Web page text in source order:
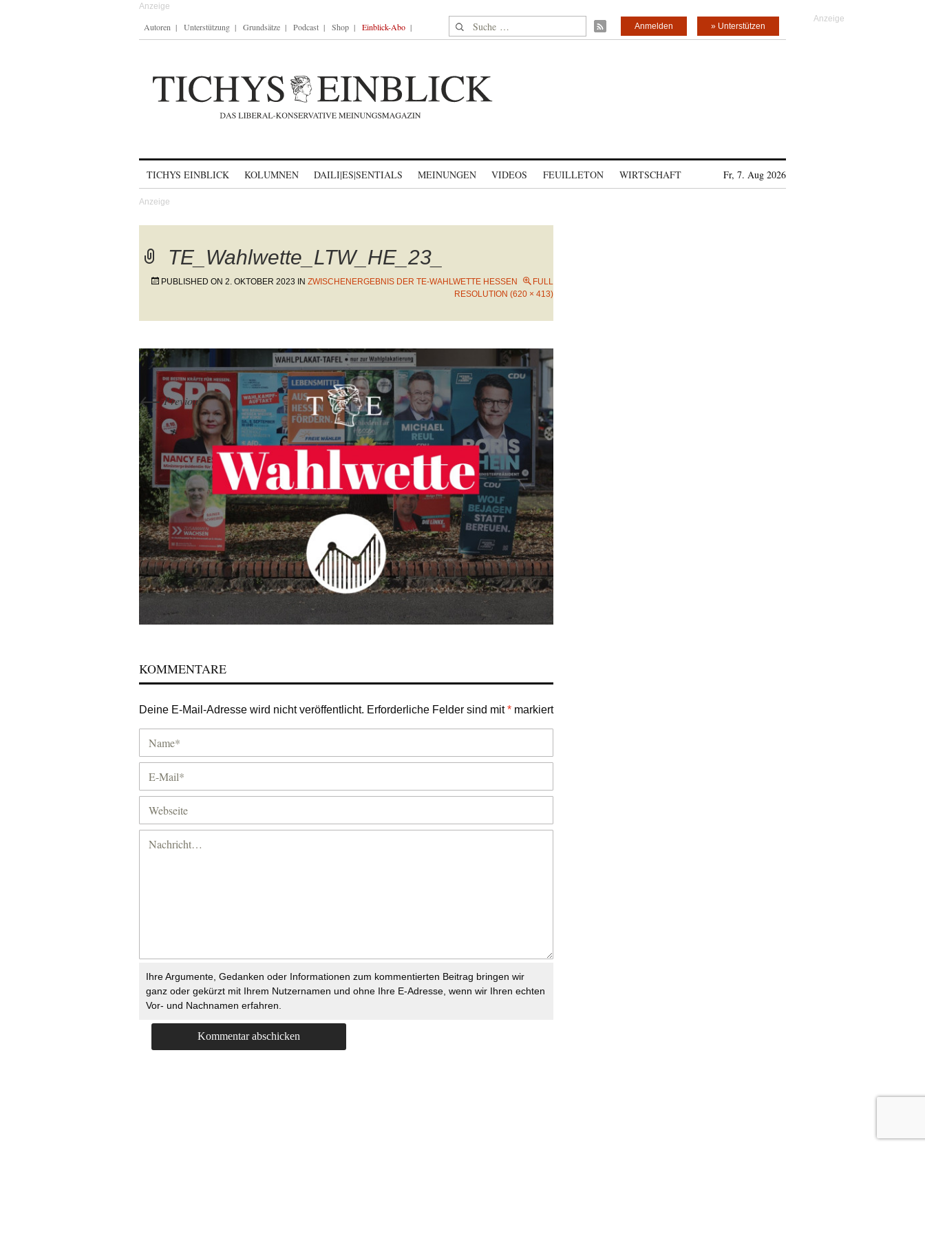
Autoren Unterstützung Grundsätze Podcast Shop Einblick-Abo Suche nach: » Unterstützen
Anmelden
TICHYS EINBLICK KOLUMNEN DAILI|ES|SENTIALS MEINUNGEN VIDEOS FEUILLETON WIRTSCHAFT Fr, 7. Aug 2026
TE_Wahlwette_LTW_HE_23_
PUBLISHED ON 2. OKTOBER 2023 IN ZWISCHENERGEBNIS DER TE-WAHLWETTE HESSEN
FULL
RESOLUTION (620 × 413)
←Previous
KOMMENTARE
Deine E-Mail-Adresse wird nicht veröffentlicht. Erforderliche Felder sind mit* markiert
Ihre Argumente, Gedanken oder Informationen zum kommentierten Beitrag bringen wir
ganz oder gekürzt mit Ihrem Nutzernamen und ohne Ihre E-Adresse, wenn wir Ihren echten
Vor- und Nachnamen erfahren.